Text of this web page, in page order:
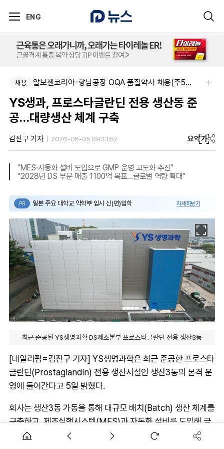
ENG
채용 알보젠코리아-향남공장 OQA 품질약사 채용(주5일/파트타임 가능)
YS생과, 프로스타글란딘 전용 생산동 준
공…대량생산 체계 구축
김진구 기자 2026-06-05 09:13:52 요약가
"MES·자동화 설비 도입으로 GMP 운영 고도화 추진"
"2028년 DS 부문 매출 1100억 목표…글로벌 역량 확대"
PR 일본 주요 대학교 약학부 입시 신(편)입학 자세히보기
최근 준공된 YS생명과확 DS제조본부 프로스타글란딘 전용 생산3동
[데일리팜=김진구 기자] YS생명과학은 최근 준공한 프로스타
글란딘(Prostaglandin) 전용 생산시설인 생산3동의 본격 운
영에 들어간다고 5일 밝혔다.
회사는 생산3동 가동을 통해 대규모 배치(Batch) 생산 체계를
구축하고, 제조실행시스템(MES)과 자동화 설비를 도입해 글
로벌 수준의 GMP 운영 기반을 확보했다고 설명했다.